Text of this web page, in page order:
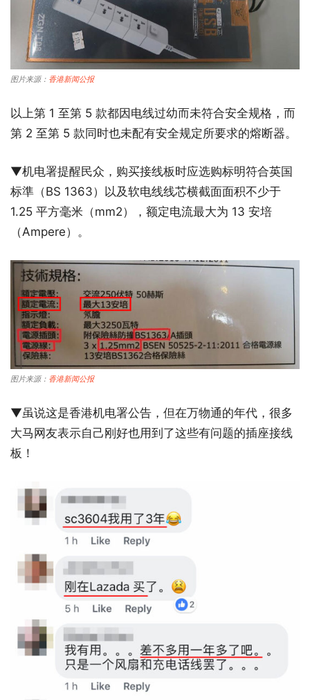
图片来源： 香港新闻公报
以上第 1 至第 5 款都因电线过幼而未符合安全规格，而
第 2 至第 5 款同时也未配有安全规定所要求的熔断器。
▼机电署提醒民众，购买接线板时应选购标明符合英国
标準（BS 1363）以及软电线线芯横截面面积不少于
1.25 平方毫米（mm2），额定电流最大为 13 安培
（Ampere）。
图片来源： 香港新闻公报
▼虽说这是香港机电署公告，但在万物通的年代，很多
大马网友表示自己刚好也用到了这些有问题的插座接线
板！